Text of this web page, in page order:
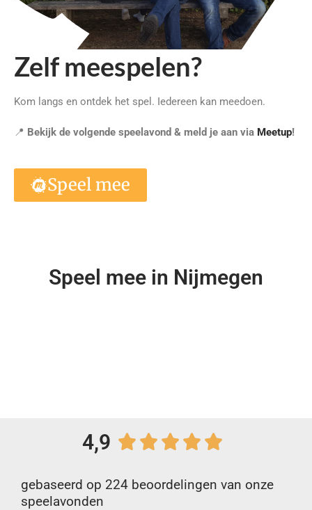
Zelf meespelen?
Kom langs en ontdek het spel. Iedereen kan meedoen.
📍 Bekijk de volgende speelavond & meld je aan via Meetup!
Speel mee
Speel mee in Nijmegen
4,9
gebaseerd op 224 beoordelingen van onze
speelavonden